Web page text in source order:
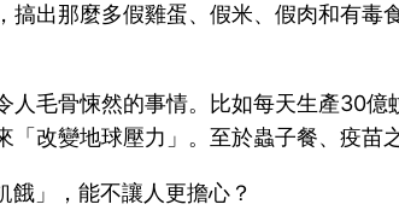
搞出那麼多假雞蛋、假米、假肉和有
人毛骨悚然的事情。比如每天生產30
改變地球壓力」。至於蟲子餐、疫苗
餓」，能不讓人更擔心？